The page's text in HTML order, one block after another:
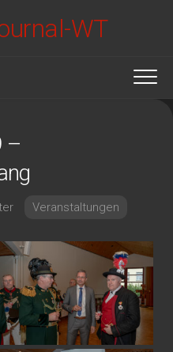
WT
–
Veranstaltungen